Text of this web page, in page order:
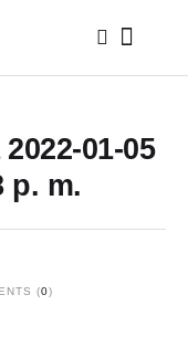
01-05
p. m.
(0)